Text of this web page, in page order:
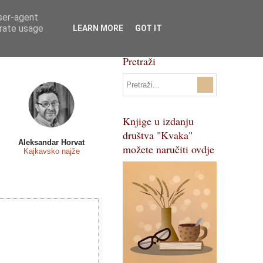
Svi natječaji
Pojmovnik
Aleksandar Horvat
Kajkavsko najže
Pretraži
Knjige u izdanju
društva "Kvaka"
možete naručiti ovdje
agent
usage
LEARN MORE GOT IT